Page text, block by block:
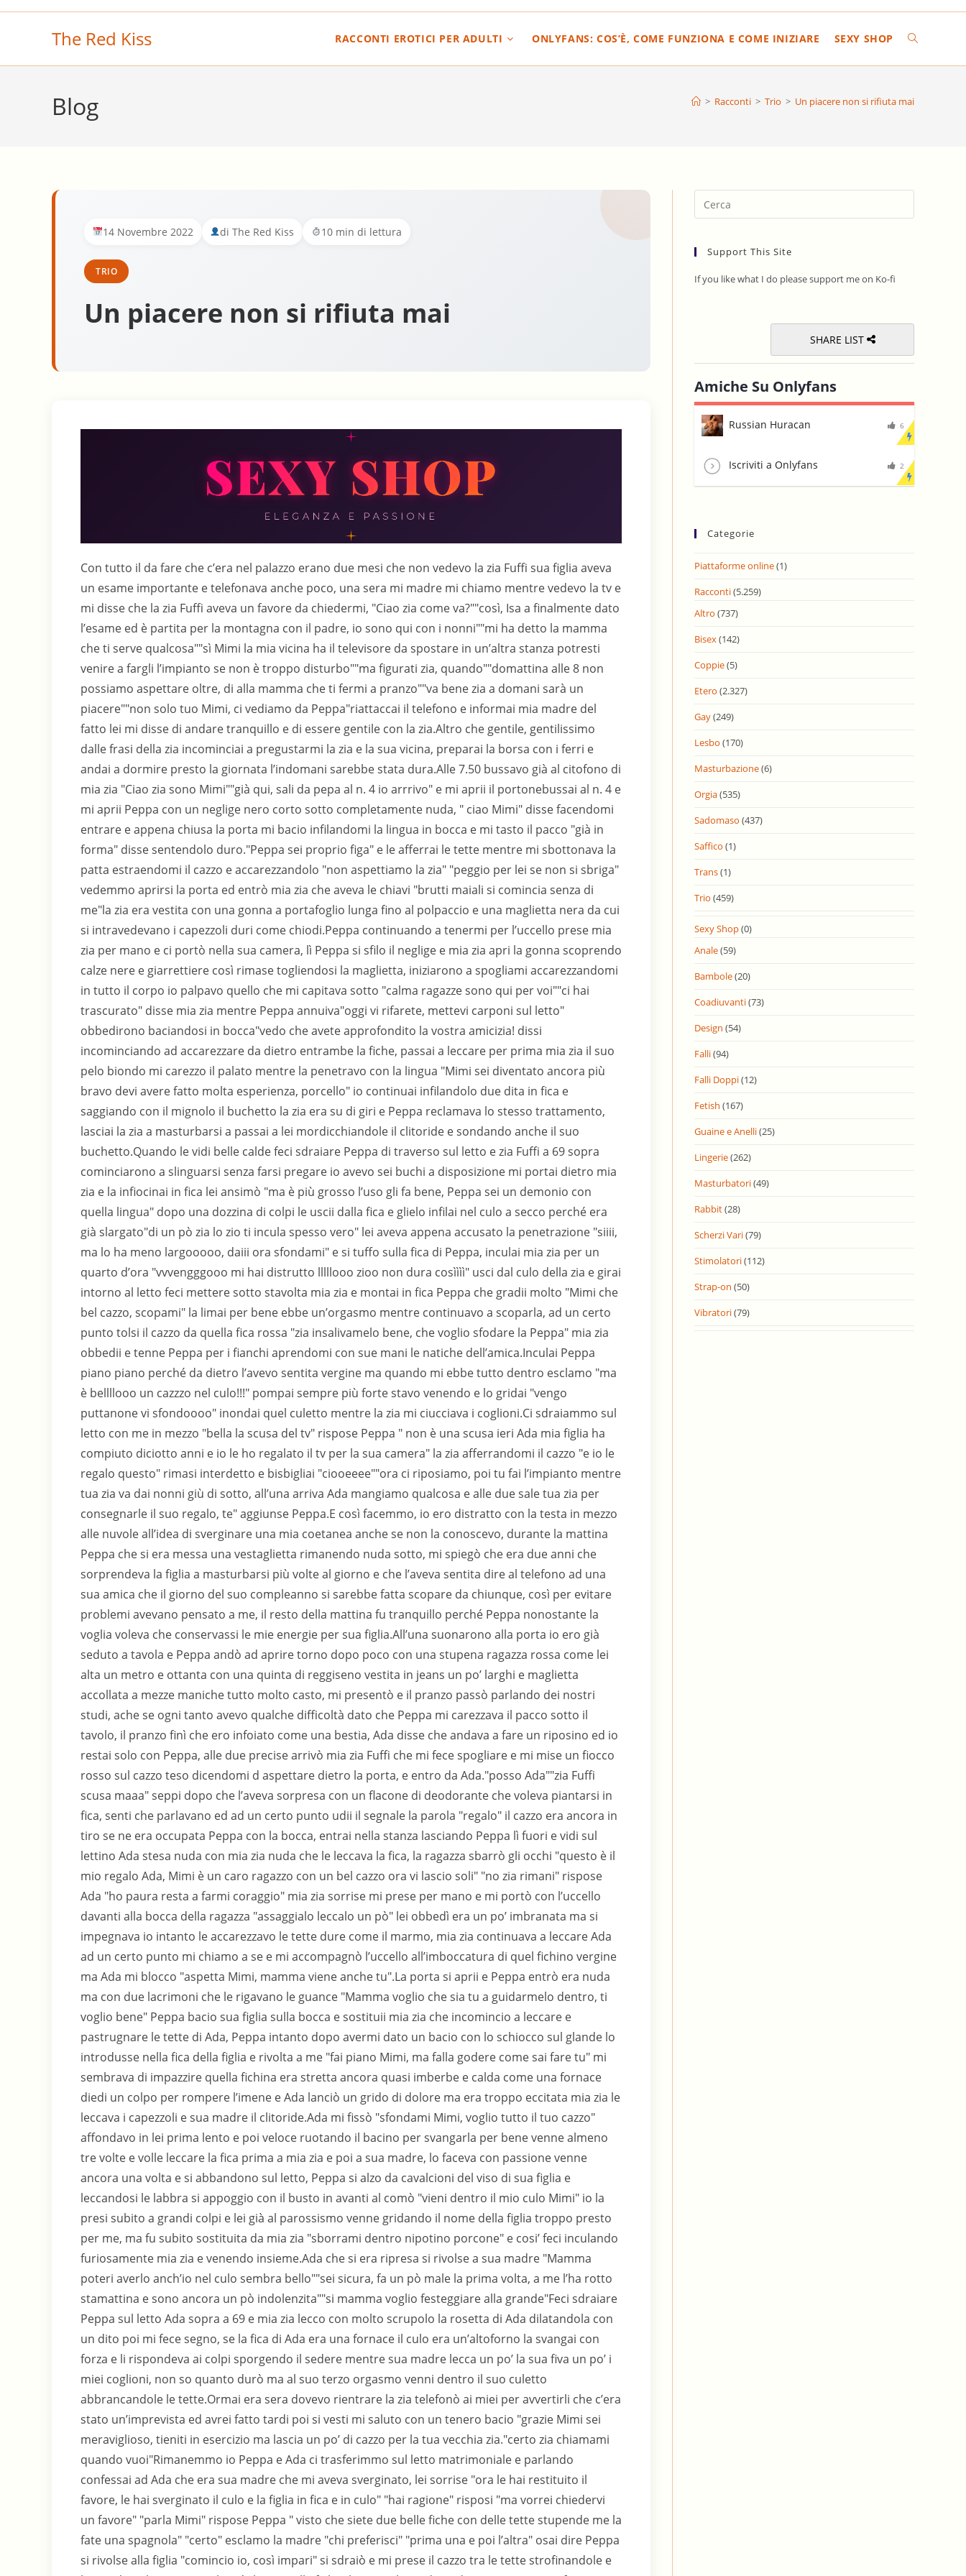
Salta
The Red Kiss RACCONTI EROTICI PER ADULTI ONLYFANS: COS’È, COME FUNZIONA E COME INIZIARE SEXY SHOP ATTIVA/
Blog > Racconti > Trio > Un piacere non si rifiuta mai
14 Novembre 2022 di The Red Kiss 10 min di lettura
TRIO
Un piacere non si rifiuta mai
Con tutto il da fare che c’era nel palazzo erano due mesi che non vedevo la zia Fuffi sua figlia aveva un esame importante e telefonava anche poco, una sera mi madre mi chiamo mentre vedevo la tv e mi disse che la zia Fuffi aveva un favore da chiedermi, "Ciao zia come va?""così, Isa a finalmente dato l’esame ed è partita per la montagna con il padre, io sono qui con i nonni""mi ha detto la mamma che ti serve qualcosa""sì Mimi la mia vicina ha il televisore da spostare in un’altra stanza potresti venire a fargli l’impianto se non è troppo disturbo""ma figurati zia, quando""domattina alle 8 non possiamo aspettare oltre, di alla mamma che ti fermi a pranzo""va bene zia a domani sarà un piacere""non solo tuo Mimi, ci vediamo da Peppa"riattaccai il telefono e informai mia madre del fatto lei mi disse di andare tranquillo e di essere gentile con la zia.Altro che gentile, gentilissimo dalle frasi della zia incominciai a pregustarmi la zia e la sua vicina, preparai la borsa con i ferri e andai a dormire presto la giornata l’indomani sarebbe stata dura.Alle 7.50 bussavo già al citofono di mia zia "Ciao zia sono Mimi""già qui, sali da pepa al n. 4 io arrrivo" e mi aprii il portonebussai al n. 4 e mi aprii Peppa con un neglige nero corto sotto completamente nuda, " ciao Mimi" disse facendomi entrare e appena chiusa la porta mi bacio infilandomi la lingua in bocca e mi tasto il pacco "già in forma" disse sentendolo duro."Peppa sei proprio figa" e le afferrai le tette mentre mi sbottonava la patta estraendomi il cazzo e accarezzandolo "non aspettiamo la zia" "peggio per lei se non si sbriga" vedemmo aprirsi la porta ed entrò mia zia che aveva le chiavi "brutti maiali si comincia senza di me"la zia era vestita con una gonna a portafoglio lunga fino al polpaccio e una maglietta nera da cui si intravedevano i capezzoli duri come chiodi.Peppa continuando a tenermi per l’uccello prese mia zia per mano e ci portò nella sua camera, lì Peppa si sfilo il neglige e mia zia apri la gonna scoprendo calze nere e giarrettiere così rimase togliendosi la maglietta, iniziarono a spogliami accarezzandomi in tutto il corpo io palpavo quello che mi capitava sotto "calma ragazze sono qui per voi""ci hai trascurato" disse mia zia mentre Peppa annuiva"oggi vi rifarete, mettevi carponi sul letto" obbedirono baciandosi in bocca"vedo che avete approfondito la vostra amicizia! dissi incominciando ad accarezzare da dietro entrambe la fiche, passai a leccare per prima mia zia il suo pelo biondo mi carezzo il palato mentre la penetravo con la lingua "Mimi sei diventato ancora più bravo devi avere fatto molta esperienza, porcello" io continuai infilandolo due dita in fica e saggiando con il mignolo il buchetto la zia era su di giri e Peppa reclamava lo stesso trattamento, lasciai la zia a masturbarsi a passai a lei mordicchiandole il clitoride e sondando anche il suo buchetto.Quando le vidi belle calde feci sdraiare Peppa di traverso sul letto e zia Fuffi a 69 sopra cominciarono a slinguarsi senza farsi pregare io avevo sei buchi a disposizione mi portai dietro mia zia e la infiocinai in fica lei ansimò "ma è più grosso l’uso gli fa bene, Peppa sei un demonio con quella lingua" dopo una dozzina di colpi le uscii dalla fica e glielo infilai nel culo a secco perché era già slargato"di un pò zia lo zio ti incula spesso vero" lei aveva appena accusato la penetrazione "siiii, ma lo ha meno largooooo, daiii ora sfondami" e si tuffo sulla fica di Peppa, inculai mia zia per un quarto d’ora "vvvengggooo mi hai distrutto lllllooo zioo non dura cosìììì" usci dal culo della zia e girai intorno al letto feci mettere sotto stavolta mia zia e montai in fica Peppa che gradii molto "Mimi che bel cazzo, scopami" la limai per bene ebbe un’orgasmo mentre continuavo a scoparla, ad un certo punto tolsi il cazzo da quella fica rossa "zia insalivamelo bene, che voglio sfodare la Peppa" mia zia obbedii e tenne Peppa per i fianchi aprendomi con sue mani le natiche dell’amica.Inculai Peppa piano piano perché da dietro l’avevo sentita vergine ma quando mi ebbe tutto dentro esclamo "ma è bellllooo un cazzzo nel culo!!!" pompai sempre più forte stavo venendo e lo gridai "vengo puttanone vi sfondoooo" inondai quel culetto mentre la zia mi ciucciava i coglioni.Ci sdraiammo sul letto con me in mezzo "bella la scusa del tv" rispose Peppa " non è una scusa ieri Ada mia figlia ha compiuto diciotto anni e io le ho regalato il tv per la sua camera" la zia afferrandomi il cazzo "e io le regalo questo" rimasi interdetto e bisbigliai "ciooeeee""ora ci riposiamo, poi tu fai l’impianto mentre tua zia va dai nonni giù di sotto, all’una arriva Ada mangiamo qualcosa e alle due sale tua zia per consegnarle il suo regalo, te" aggiunse Peppa.E così facemmo, io ero distratto con la testa in mezzo alle nuvole all’idea di sverginare una mia coetanea anche se non la conoscevo, durante la mattina Peppa che si era messa una vestaglietta rimanendo nuda sotto, mi spiegò che era due anni che sorprendeva la figlia a masturbarsi più volte al giorno e che l’aveva sentita dire al telefono ad una sua amica che il giorno del suo compleanno si sarebbe fatta scopare da chiunque, così per evitare problemi avevano pensato a me, il resto della mattina fu tranquillo perché Peppa nonostante la voglia voleva che conservassi le mie energie per sua figlia.All’una suonarono alla porta io ero già seduto a tavola e Peppa andò ad aprire torno dopo poco con una stupena ragazza rossa come lei alta un metro e ottanta con una quinta di reggiseno vestita in jeans un po’ larghi e maglietta accollata a mezze maniche tutto molto casto, mi presentò e il pranzo passò parlando dei nostri studi, ache se ogni tanto avevo qualche difficoltà dato che Peppa mi carezzava il pacco sotto il tavolo, il pranzo finì che ero infoiato come una bestia, Ada disse che andava a fare un riposino ed io restai solo con Peppa, alle due precise arrivò mia zia Fuffi che mi fece spogliare e mi mise un fiocco rosso sul cazzo teso dicendomi d aspettare dietro la porta, e entro da Ada."posso Ada""zia Fuffi scusa maaa" seppi dopo che l’aveva sorpresa con un flacone di deodorante che voleva piantarsi in fica, senti che parlavano ed ad un certo punto udii il segnale la parola "regalo" il cazzo era ancora in tiro se ne era occupata Peppa con la bocca, entrai nella stanza lasciando Peppa lì fuori e vidi sul lettino Ada stesa nuda con mia zia nuda che le leccava la fica, la ragazza sbarrò gli occhi "questo è il mio regalo Ada, Mimi è un caro ragazzo con un bel cazzo ora vi lascio soli" "no zia rimani" rispose Ada "ho paura resta a farmi coraggio" mia zia sorrise mi prese per mano e mi portò con l’uccello davanti alla bocca della ragazza "assaggialo leccalo un pò" lei obbedì era un po’ imbranata ma si impegnava io intanto le accarezzavo le tette dure come il marmo, mia zia continuava a leccare Ada ad un certo punto mi chiamo a se e mi accompagnò l’uccello all’imboccatura di quel fichino vergine ma Ada mi blocco "aspetta Mimi, mamma viene anche tu".La porta si aprii e Peppa entrò era nuda ma con due lacrimoni che le rigavano le guance "Mamma voglio che sia tu a guidarmelo dentro, ti voglio bene" Peppa bacio sua figlia sulla bocca e sostituii mia zia che incomincio a leccare e pastrugnare le tette di Ada, Peppa intanto dopo avermi dato un bacio con lo schiocco sul glande lo introdusse nella fica della figlia e rivolta a me "fai piano Mimi, ma falla godere come sai fare tu" mi sembrava di impazzire quella fichina era stretta ancora quasi imberbe e calda come una fornace diedi un colpo per rompere l’imene e Ada lanciò un grido di dolore ma era troppo eccitata mia zia le leccava i capezzoli e sua madre il clitoride.Ada mi fissò "sfondami Mimi, voglio tutto il tuo cazzo" affondavo in lei prima lento e poi veloce ruotando il bacino per svangarla per bene venne almeno tre volte e volle leccare la fica prima a mia zia e poi a sua madre, lo faceva con passione venne ancora una volta e si abbandono sul letto, Peppa si alzo da cavalcioni del viso di sua figlia e leccandosi le labbra si appoggio con il busto in avanti al comò "vieni dentro il mio culo Mimi" io la presi subito a grandi colpi e lei già al parossismo venne gridando il nome della figlia troppo presto per me, ma fu subito sostituita da mia zia "sborrami dentro nipotino porcone" e cosi’ feci inculando furiosamente mia zia e venendo insieme.Ada che si era ripresa si rivolse a sua madre "Mamma poteri averlo anch’io nel culo sembra bello""sei sicura, fa un pò male la prima volta, a me l’ha rotto stamattina e sono ancora un pò indolenzita""si mamma voglio festeggiare alla grande"Feci sdraiare Peppa sul letto Ada sopra a 69 e mia zia lecco con molto scrupolo la rosetta di Ada dilatandola con un dito poi mi fece segno, se la fica di Ada era una fornace il culo era un’altoforno la svangai con forza e li rispondeva ai colpi sporgendo il sedere mentre sua madre lecca un po’ la sua fiva un po’ i miei coglioni, non so quanto durò ma al suo terzo orgasmo venni dentro il suo culetto abbrancandole le tette.Ormai era sera dovevo rientrare la zia telefonò ai miei per avvertirli che c’era stato un’imprevista ed avrei fatto tardi poi si vesti mi saluto con un tenero bacio "grazie Mimi sei meraviglioso, tieniti in esercizio ma lascia un po’ di cazzo per la tua vecchia zia."certo zia chiamami quando vuoi"Rimanemmo io Peppa e Ada ci trasferimmo sul letto matrimoniale e parlando confessai ad Ada che era sua madre che mi aveva sverginato, lei sorrise "ora le hai restituito il favore, le hai sverginato il culo e la figlia in fica e in culo" "hai ragione" risposi "ma vorrei chiedervi un favore" "parla Mimi" rispose Peppa " visto che siete due belle fiche con delle tette stupende me la fate una spagnola" "certo" esclamo la madre "chi preferisci" "prima una e poi l’altra" osai dire Peppa si rivolse alla figlia "comincio io, così impari" si sdraiò e mi prese il cazzo tra le tette strofinandole e leccandomi la punta, poi lasciò il posto alla figlia ch
Escape
Support This Site
If you like what I do please support me on Ko-fi
SHARE LIST
Amiche Su Onlyfans
Russian Huracan 6
Iscriviti a Onlyfans 2
Categorie
Piattaforme online(1)
Racconti(5.259)
Altro (737)
Bisex(142)
Coppie(5)
Etero (2.327)
Gay(249)
Lesbo (170)
Masturbazione(6)
Orgia(535)
Sadomaso (437)
Saffico (1)
Trans(1)
Trio (459)
Sexy Shop(0)
Anale(59)
Bambole(20)
Coadiuvanti(73)
Design (54)
Falli(94)
Falli Doppi(12)
Fetish (167)
Guaine e Anelli(25)
Lingerie(262)
Masturbatori(49)
Rabbit(28)
Scherzi Vari(79)
Stimolatori(112)
Strap-on (50)
Vibratori(79)